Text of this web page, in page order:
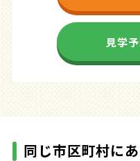
見学
同じ市区町村に